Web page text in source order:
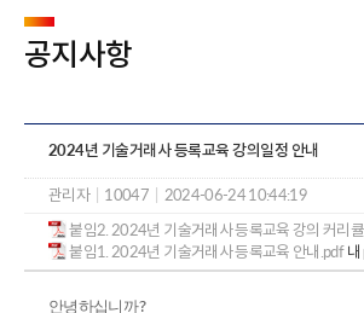
공지사항
2024년 기술거래사 등록교육 강의일정 안내
관리자 10047
2024-06-24 10:44:19
붙임2. 2024년 기술거래사 등록교육 강의 커리
붙임1. 2024년 기술거래사 등록교육 안내.pdf내
안녕하십니까?